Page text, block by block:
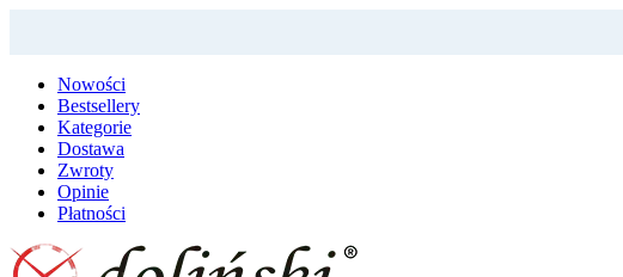
Nowości
Bestsellery
Kategorie
Dostawa
Zwroty
Opinie
Płatności